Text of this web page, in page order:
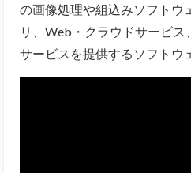
の画像処理や組込みソフトウ
リ、Web・クラウドサービ
サービスを提供するソフトウ